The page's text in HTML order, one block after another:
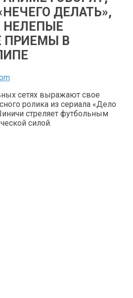
ДЕЛАТЬ»,
НЕЛЕПЫЕ
ПРИЕМЫ В
сетях выражают свое
ролика из сериала «Дело
стреляет футбольным
силой.